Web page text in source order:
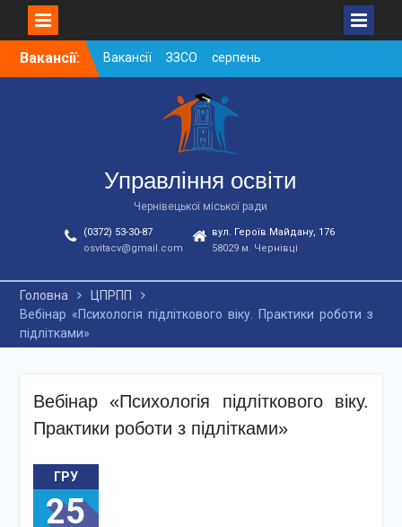
SkipВакансії:
Вакансії ЗЗСО серпень
2026
Вакансії ЗЗСО червень
Вакансії у ЗДО та
дошкільних підрозділах
ЗЗСО станом на
01.08.2026 р.
Управління освіти
Чернівецької міської ради
(0372) 53-30-87
osvitacv@gmail.com
вул. Героїв Майдану, 176
58029 м. Чернівці
Головна
ЦПРПП
Вебінар «Психологія підліткового віку. Практики роботи з
підлітками»
Вебінар «Психологія підліткового віку.
Практики роботи з підлітками»
ГРУ
25